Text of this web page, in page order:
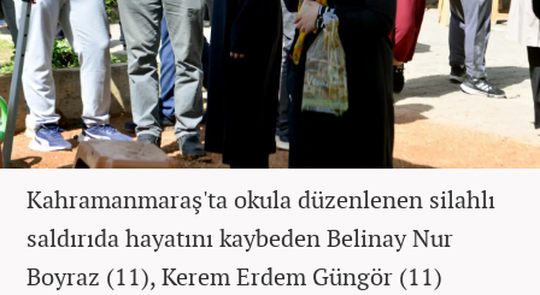
Kahramanmaraş'ta okula düzenlenen silahlı
saldırıda hayatını kaybeden Belinay Nur
Boyraz (11), Kerem Erdem Güngör (11)